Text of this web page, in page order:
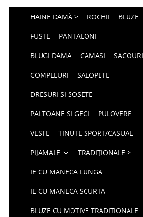
HAINE DAMĂ > ROCHII BLUZE
FUSTE PANTALONI
BLUGI DAMA CAMASI SACOURI
COMPLEURI SALOPETE
DRESURI SI SOSETE
PALTOANE SI GECI PULOVERE
VESTE TINUTE SPORT/CASUAL
PIJAMALE TRADIȚIONALE >
IE CU MANECA LUNGA
IE CU MANECA SCURTA
BLUZE CU MOTIVE TRADITIONALE